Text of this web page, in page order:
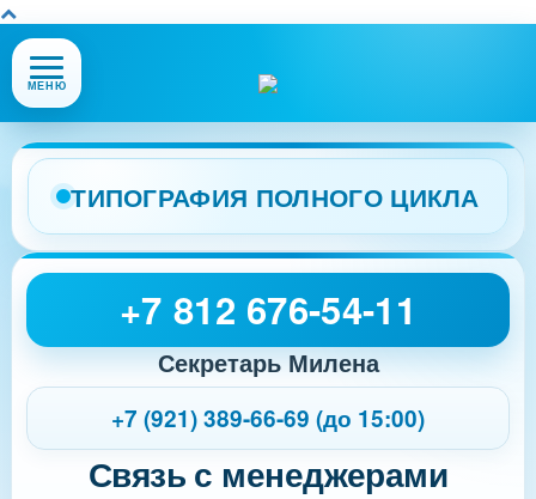
Открыть
или
меню
сайта
МЕНЮ
ТИПОГРАФИЯ ПОЛНОГО ЦИКЛА
+7 812 676-54-11
Секретарь Милена
+7 (921) 389-66-69 (до 15:00)
Связь с менеджерами